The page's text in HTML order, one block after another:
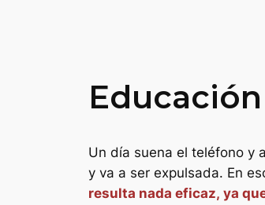
Un día suena el teléfono y
y va a ser expulsada. En
resulta nada eficaz, ya